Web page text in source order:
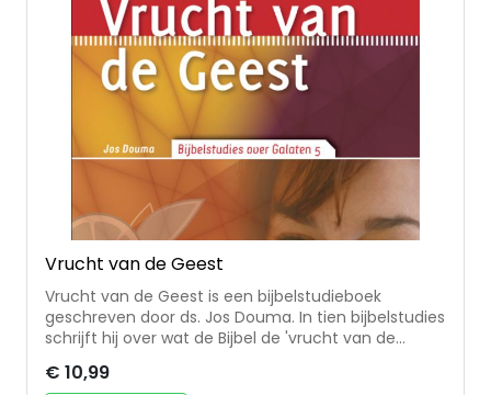
Vrucht van de Geest
Vrucht van de Geest is een bijbelstudieboek
geschreven door ds. Jos Douma. In tien bijbelstudies
schrijft hij over wat de Bijbel de 'vrucht van de
'Wat doet God en wat kan ik doen als het gaat om
€ 10,99